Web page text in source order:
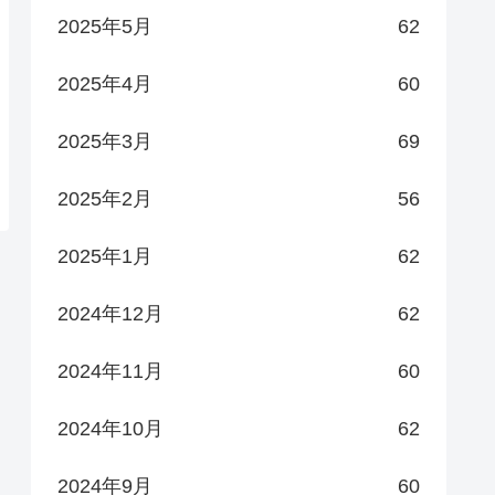
2025年5月 62
2025年4月 60
2025年3月 69
2025年2月 56
2025年1月 62
2024年12月 62
2024年11月 60
2024年10月 62
2024年9月 60